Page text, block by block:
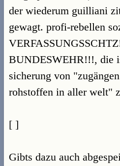
der wiederum guilliani
gewagt. profi-rebellen
BUNDESWEHR!!!, die
sicherung von
rohstoffen in aller welt"
[ ]
Gibts dazu auch